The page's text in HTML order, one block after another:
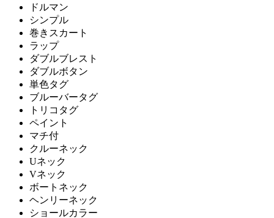
ドルマン
シンプル
巻きスカート
ラップ
ダブルブレスト
ダブルボタン
単色タグ
ブルーバータグ
トリコタグ
ペイント
マチ付
クルーネック
Uネック
Vネック
ボートネック
ヘンリーネック
ショールカラー